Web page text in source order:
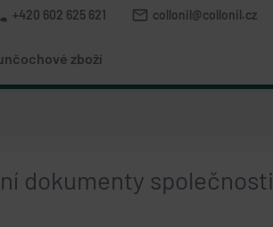
+420 602 625 621 mail_outline collonil@collonil.cz
zboží
dokumenty společnosti